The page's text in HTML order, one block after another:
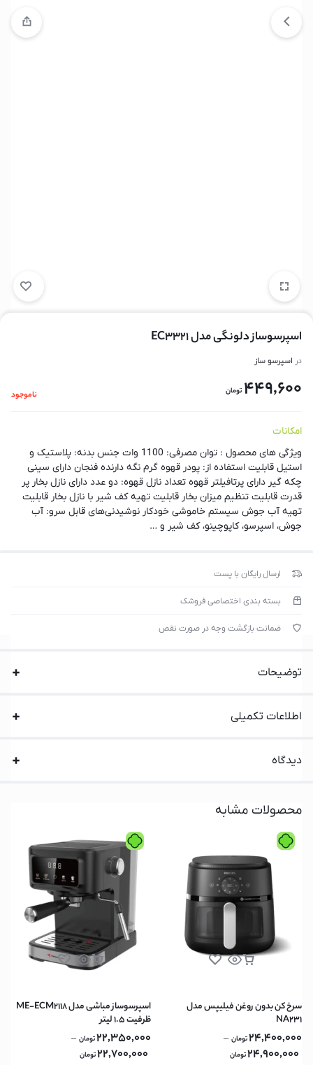
اسپرسوساز دلونگی مدل EC3321
در اسپرسو ساز
449,600 تومان ناموجود
امکانات
ویژگی های محصول : توان مصرفی: 1100 وات جنس بدنه: پلاستیک و
استیل قابلیت استفاده از: پودر قهوه گرم نگه دارنده فنجان دارای سینی
چکه گیر دارای پرتافیلتر قهوه تعداد نازل قهوه: دو عدد دارای نازل بخار پر
قدرت قابلیت تنظیم میزان بخار قابلیت تهیه کف شیر با نازل بخار قابلیت
تهیه آب جوش سیستم خاموشی خودکار نوشیدنی‌های قابل سرو: آب
جوش، اسپرسو، کاپوچینو، کف شیر و …
ارسال رایگان با پست
بسته بندی اختصاصی فروشک
ضمانت بازگشت وجه در صورت نقص
توضیحات
اطلاعات تکمیلی
دیدگاه
محصولات مشابه
سرخ کن بدون روغن فیلیپس مدل
NA231
24,400,000تومان –
24,900,000تومان
اسپرسوساز مباشی مدل ME-ECM2118
ظرفیت ۱.۵ لیتر
22,350,000تومان –
22,700,000تومان